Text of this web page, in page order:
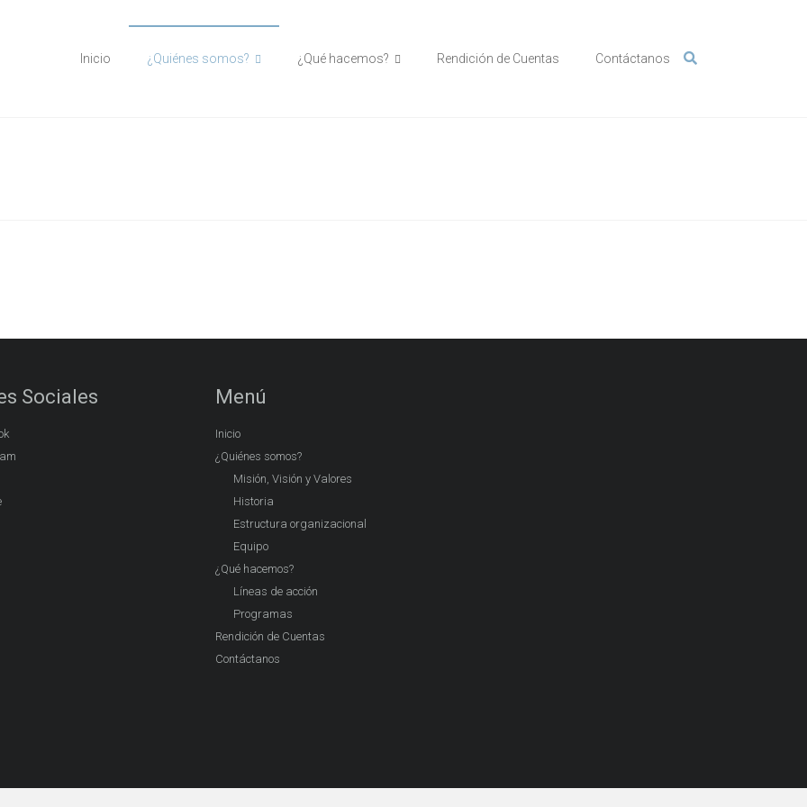
Inicio ¿Quiénes somos? ¿Qué hacemos? Rendición de Cuentas Contáctanos
Sociales Menú
Inicio
¿Quiénes somos?
Misión, Visión y Valores
Historia
Estructura organizacional
Equipo
¿Qué hacemos?
Líneas de acción
Programas
Rendición de Cuentas
Contáctanos